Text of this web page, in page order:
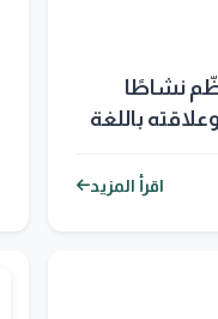
نشاطًا
باللغة
اقرأ المزيد